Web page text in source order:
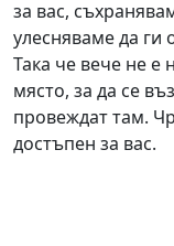
за вас,
улесняваме да ги
Така че вече не е
място, за да се
провеждат там.
достъпен за вас.